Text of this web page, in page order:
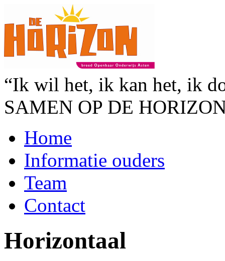
“Ik wil het, ik kan het, ik
SAMEN OP DE
Home
Informatie ouders
Team
Contact
Horizontaal